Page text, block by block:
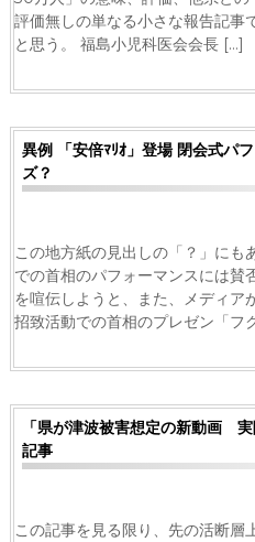
し
て
評価無しの単なる小さな報告記事
と思う。 福島小児科医会会長 […]
異例 「安倍ﾏﾘｵ」登場 閉会式パ
ズ？
この地方紙の見出しの「？」にも
での首相のパフォーマンスには賛
を喧伝しようと、また、メディア
招致活動での首相のプレゼン「フ
「県が津波被害想定の新動画
記事
この記事を見る限り、先の活断層